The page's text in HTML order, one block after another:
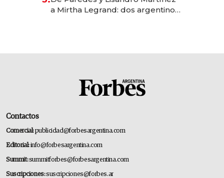
las marcas "fast premium"
a Mirtha Legrand: dos argentinos
Contactos
Comercial:publicidad@forbesargentina.com
Editorial:info@forbesargentina.com
Summit:summitforbes@forbesargentina.com
Suscripciones:suscripciones@forbes.ar